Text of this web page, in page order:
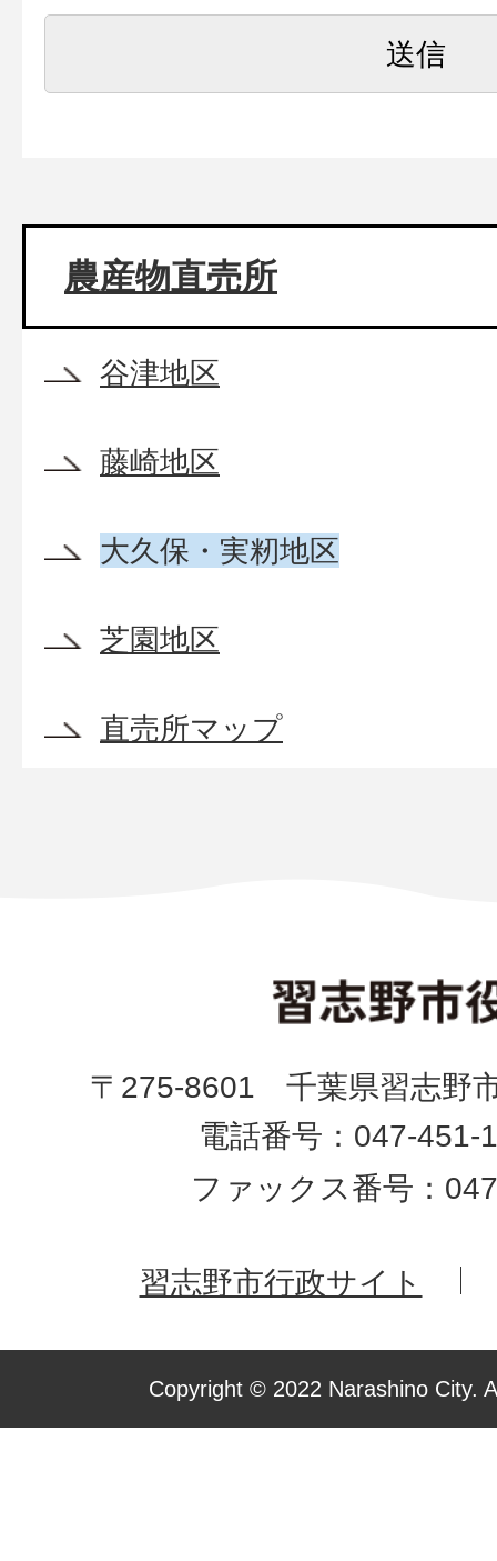
農産物直売所
谷津地区
藤崎地区
大久保・実籾地区
芝園地区
直売所マップ
〒275-8601 千葉県習志野
電話番号：047-451-
ファックス番号：
習志野市行政サイト
Copyright © 2022 Narashino City.